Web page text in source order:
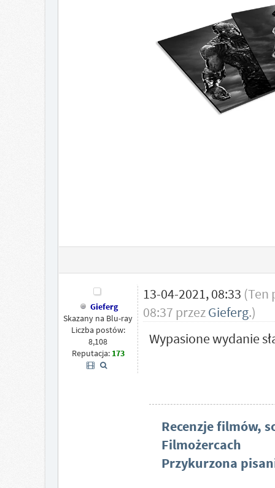
Gieferg
Skazany na Blu-ray
Liczba postów:
8,108
Reputacja: 173
13-04-2021, 08:33 (Ten
08:37 przezGieferg.)
Wypasione wydanie
Recenzje filmów,
Filmożercach
Przykurzona